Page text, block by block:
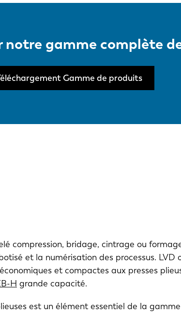
notre gamme complète
Gamme de produits
compression, bridage, cintrage ou
et la numérisation des processus.
et compactes aux presses
H grande capacité.
est un élément essentiel de la